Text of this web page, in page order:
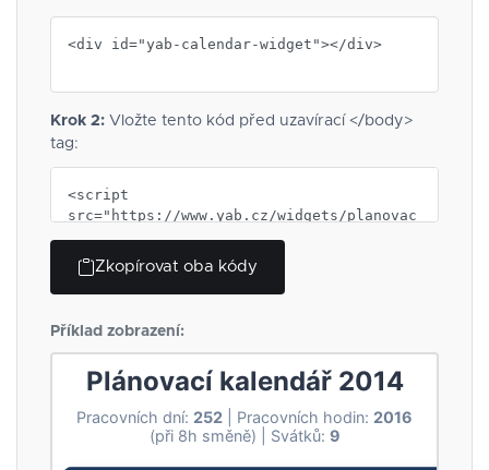
Krok 2: Vložte tento kód před uzavírací </body>
tag:
Zkopírovat oba kódy
Příklad zobrazení: